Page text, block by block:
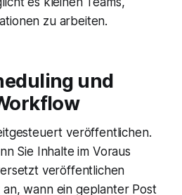
zu arbeiten.
und
veröffentlichen.
Sie Inhalte im Voraus
veröffentlichen
wann ein geplanter Post